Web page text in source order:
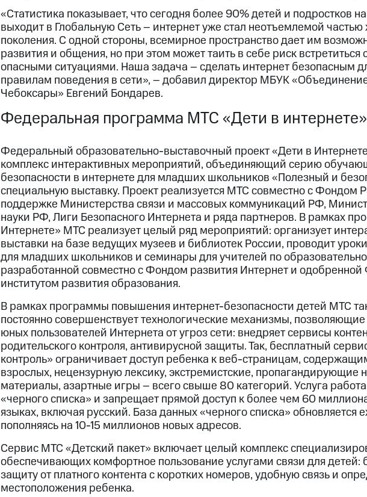
«Статистика показывает, что сегодня более 90% детей и подростков
выходит в Глобальную Сеть – интернет уже стал неотъемлемой
поколения. С одной стороны, всемирное пространство дает им
развития и общения, но при этом может таить в себе риск
опасными ситуациями. Наша задача – сделать интернет безопасным
правилам поведения в сети», – добавил директор МБУК
Чебоксары» Евгений Бондарев.
Федеральная программа МТС «Дети в интернете»
Федеральный образовательно-выставочный проект «Дети в
комплекс интерактивных мероприятий, объединяющий серию
безопасности в интернете для младших школьников «Полезный и
специальную выставку. Проект реализуется МТС совместно с Фондом
поддержке Министерства связи и массовых коммуникаций РФ,
науки РФ, Лиги Безопасного Интернета и ряда партнеров. В рамках
Интернете» МТС реализует целый ряд мероприятий: организует
выставки на базе ведущих музеев и библиотек России, проводит
для младших школьников и семинары для учителей по
разработанной совместно с Фондом развития Интернет и
институтом развития образования.
В рамках программы повышения интернет-безопасности детей МТС
постоянно совершенствует технологические механизмы,
юных пользователей Интернета от угроз сети: внедряет сервисы
родительского контроля, антивирусной защиты. Так, бесплатный
контроль» ограничивает доступ ребенка к веб-страницам,
взрослых, нецензурную лексику, экстремистские, пропагандирующие
материалы, азартные игры – всего свыше 80 категорий. Услуга
«черного списка» и запрещает прямой доступ к более чем 60
языках, включая русский. База данных «черного списка» обновляется
пополняясь на 10-15 миллионов новых адресов.
Сервис МТС «Детский пакет» включает целый комплекс
обеспечивающих комфортное пользование услугами связи для детей:
защиту от платного контента с коротких номеров, удобную связь и
местоположения ребенка.